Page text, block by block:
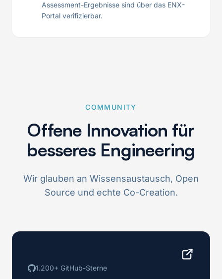
Assessment-Ergebnisse sind über das ENX-
Portal verifizierbar.
COMMUNITY
Offene Innovation für
besseres Engineering
Wir glauben an Wissensaustausch, Open
Source und echte Co-Creation.
1.200+ GitHub-Sterne